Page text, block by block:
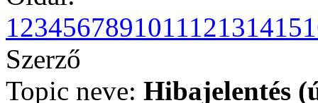
123456789101112131415
Szerző
Topic neve: Hibajelentés